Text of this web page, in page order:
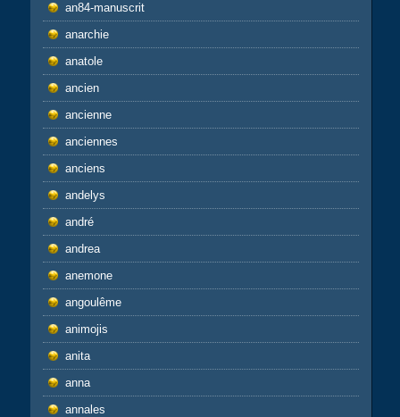
an84-manuscrit
anarchie
anatole
ancien
ancienne
anciennes
anciens
andelys
andré
andrea
anemone
angoulême
animojis
anita
anna
annales